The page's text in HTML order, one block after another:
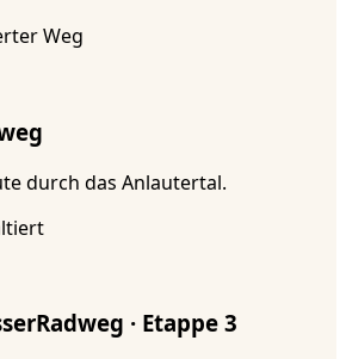
Weg
durch das Anlautertal.
· Etappe 3